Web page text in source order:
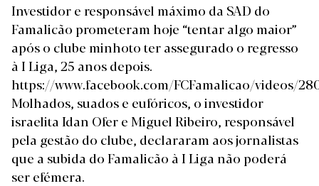
Investidor e responsável máximo da SAD do
Famalicão prometeram hoje “tentar algo maior”
após o clube minhoto ter assegurado o regresso
à I Liga, 25 anos depois.
https://www.facebook.com/FCFamalicao/videos/
Molhados, suados e eufóricos, o investidor
israelita Idan Ofer e Miguel Ribeiro, responsável
pela gestão do clube, declararam aos jornalistas
que a subida do Famalicão à I Liga não poderá
ser efémera.